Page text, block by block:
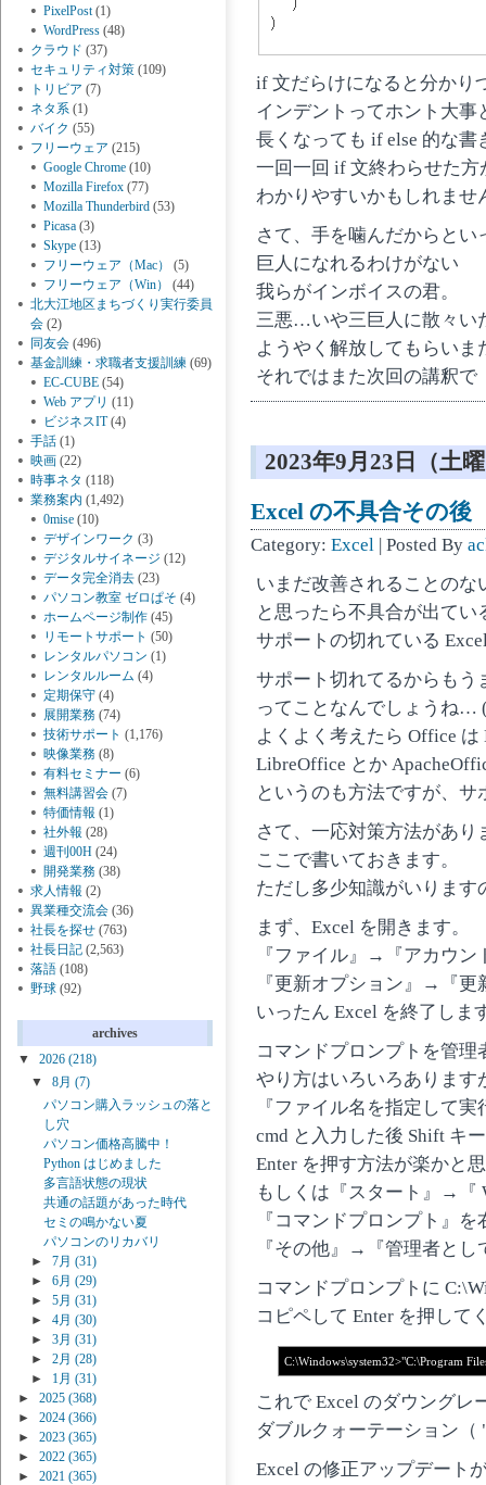
PixelPost(1)
WordPress (48)
クラウド (37)
セキュリティ対策 (109)
トリビア (7)
ネタ系 (1)
バイク (55)
フリーウェア (215)
Google Chrome (10)
Mozilla Firefox (77)
Mozilla Thunderbird (53)
Picasa (3)
Skype (13)
フリーウェア（Mac）
(5)
フリーウェア（Win）
(44)
北大江地区まちづくり実行委員
会 (2)
同友会 (496)
基金訓練・求職者支援訓練 (69)
EC-CUBE (54)
Web アプリ (11)
ビジネスIT(4)
手話 (1)
映画 (22)
時事ネタ (118)
業務案内 (1,492)
0mise (10)
デザインワーク (3)
デジタルサイネージ (12)
データ完全消去 (23)
パソコン教室 ゼロぱそ (4)
ホームページ制作 (45)
リモートサポート (50)
レンタルパソコン (1)
レンタルルーム (4)
定期保守 (4)
展開業務 (74)
技術サポート (1,176)
映像業務 (8)
有料セミナー (6)
無料講習会 (7)
特価情報 (1)
社外報 (28)
週刊00H (24)
開発業務 (38)
求人情報 (2)
異業種交流会 (36)
社長を探せ (763)
社長日記 (2,563)
落語 (108)
野球 (92)
archives
▼
2026 (218)
▼
8月 (7)
パソコン購入ラッシュの落と
し穴
パソコン価格高騰中！
Python はじめました
多言語状態の現状
共通の話題があった時代
セミの鳴かない夏
パソコンのリカバリ
►
7月 (31)
►
6月 (29)
►
5月 (31)
►
4月 (30)
►
3月 (31)
►
2月 (28)
►
1月 (31)
►
2025 (368)
►
2024 (366)
►
2023 (365)
►
2022 (365)
►
2021 (365)
if 文だらけになると分かり
インデントってホント大事
長くなっても if else 的な書
一回一回 if 文終わらせた方
わかりやすいかもしれませ
さて、手を噛んだからとい
巨人になれるわけがない
我らがインボイスの君。
三悪…いや三巨人に散々い
ようやく解放してもらい
それではまた次回の講釈で
2023年9月23日（土
Excel の不具合その後
Category: Excel | Posted By
いまだ改善されることの
と思ったら不具合が出てい
サポートの切れている
サポート切れてるからもう
ってことなんでしょうね…
よくよく考えたら Office
LibreOffice とか
というのも方法ですが、
さて、一応対策方法があり
ここで書いておきます。
ただし多少知識がいります
まず、Excel を開きます。
『ファイル』→『アカウン
『更新オプション』→『
いったん Excel を終了しま
コマンドプロンプトを管
やり方はいろいろあります
『ファイル名を指定して
cmd と入力した後 Shift キ
Enter を押す方法が楽かと
もしくは『スタート』→『
『コマンドプロンプト』
『その他』→『管理者と
コマンドプロンプトに
コピペして Enter を押して
C:\Windows\system32>"C:\Program
これで Excel のダウングレ
ダブルクォーテーション
Excel の修正アップデート